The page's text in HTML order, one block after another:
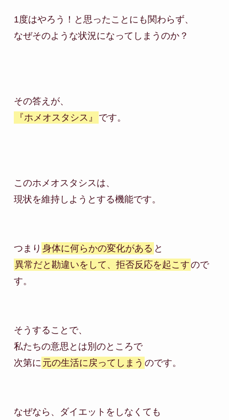
1度はやろう！と思ったことにも関わらず、
なぜそのような状況になってしまうのか？
『ホメオスタシス』
です。
このホメオスタシスは、
現状を維持しようとする機能です。
つまり 身体に何らかの変化がある
異常だと勘違いをして、拒否反応を起こすので
す。
そうすることで、
私たちの意思とは別のところで
次第に 元の生活に戻ってしまう のです。
なぜなら、ダイエットをしなくても